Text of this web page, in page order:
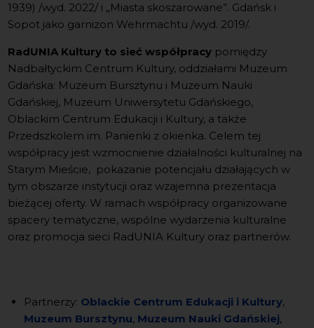
1939) /wyd. 2022/ i „Miasta skoszarowane”. Gdańsk i
Sopot jako garnizon Wehrmachtu /wyd. 2019/.
RadUNIA Kultury to sieć współpracy pomiędzy
Nadbałtyckim Centrum Kultury, oddziałami Muzeum
Gdańska: Muzeum Bursztynu i Muzeum Nauki
Gdańskiej, Muzeum Uniwersytetu Gdańskiego,
Oblackim Centrum Edukacji i Kultury, a także
Przedszkolem im. Panienki z okienka. Celem tej
współpracy jest wzmocnienie działalności kulturalnej na
Starym Mieście, pokazanie potencjału działających w
tym obszarze instytucji oraz wzajemna prezentacja
bieżącej oferty. W ramach współpracy organizowane
spacery tematyczne, wspólne wydarzenia kulturalne
oraz promocja sieci RadUNIA Kultury oraz partnerów.
Partnerzy: Oblackie Centrum Edukacji i Kultury,
Muzeum Bursztynu, Muzeum Nauki Gdańskiej,